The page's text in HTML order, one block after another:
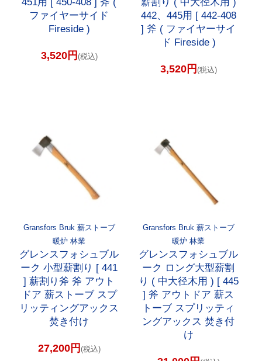
ファイヤーサイド
Fireside )
3,520円 (税込)
442、445用 [ 442-408
] 斧 ( ファイヤーサイ
ド Fireside )
3,520円 (税込)
Gransfors Bruk 薪ストーブ
暖炉 林業
グレンスフォシュブル
ーク 小型薪割り [ 441
] 薪割り斧 斧 アウト
ドア 薪ストーブ スプ
リッティングアックス
焚き付け
27,200円 (税込)
Gransfors Bruk 薪ストーブ
暖炉 林業
グレンスフォシュブル
ーク ロング大型薪割
り ( 中大径木用 ) [ 445
] 斧 アウトドア 薪ス
トーブ スプリッティ
ングアックス 焚き付
け